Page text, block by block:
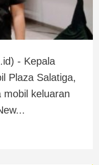
- Kepala
Plaza Salatiga,
mobil keluaran